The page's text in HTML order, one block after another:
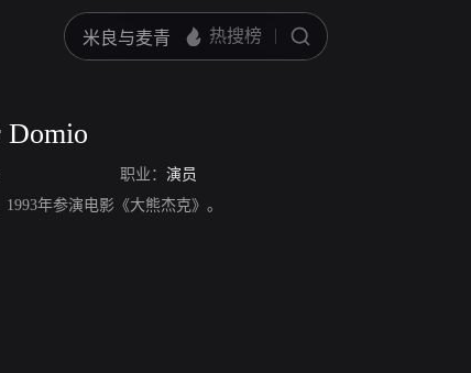
职业： 演员
年参演电影《大熊杰克》。